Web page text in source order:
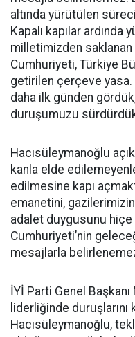
altında yürütülen
Kapalı kapılar
milletimizden saklanan
Cumhuriyeti, Türkiye
getirilen çerçeve yasa.
daha ilk günden
duruşumuzu
Hacısüleymanoğlu
kanla elde
edilmesine kapı
emanetini,
adalet duygusunu hiçe
Cumhuriyeti’nin
mesajlarla
İYİ Parti Genel
liderliğinde duruşlarını
Hacısüleymanoğlu,